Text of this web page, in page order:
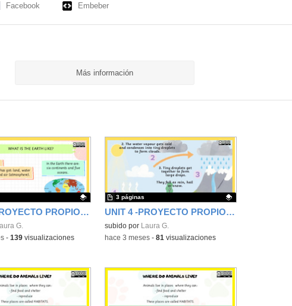
Facebook Embeber
Más información
UNIT 2 -PROYECTO PROPIO DE CIENCIAS 1ER CICLO- CEIP FGL
G.
- 139visualizaciones
UNIT 4 -PROYECTO PROPIO DE CIENCIAS 1ER CICLO- CEIP FGL
Contenido educativo.
subido por Laura G.
3 páginas
-hace 3 meses- 81 visualizaciones